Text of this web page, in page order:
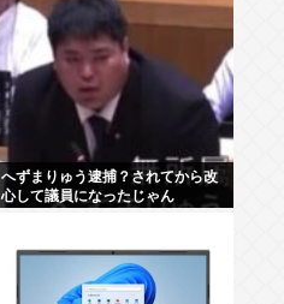
へずまりゅう逮捕？されてから改
心して議員になったじゃん